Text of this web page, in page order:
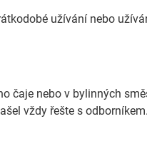
užívání nebo
čaje nebo v bylinných
vždy řešte s odborníkem.